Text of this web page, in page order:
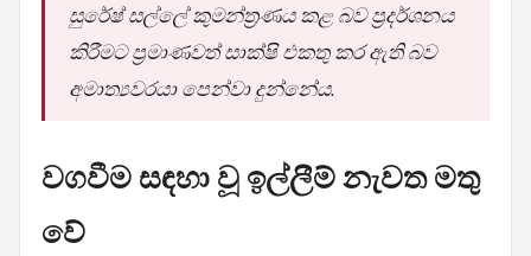
සුරේෂ් සල්ලේ කුමන්ත්‍රණය කළ බව ප්‍රදර්ශනය
කිරීමට ප්‍රමාණවත් සාක්ෂි එකතු කර ඇති බව
අමාත්‍යවරයා පෙන්වා දුන්නේය.
වගවීම සඳහා වූ ඉල්ලීම් නැවත මතු
වේ